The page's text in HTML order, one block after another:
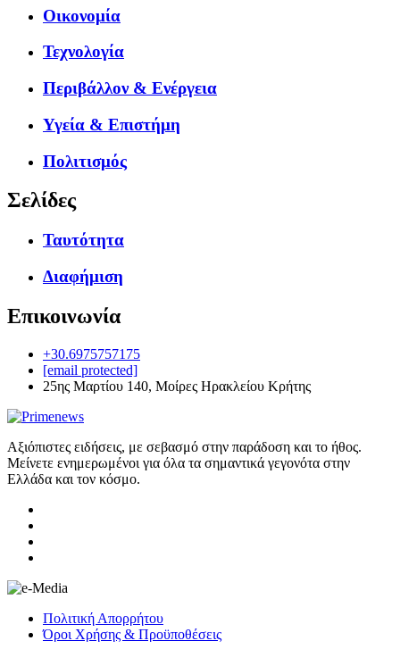
Οικονομία
Τεχνολογία
Περιβάλλον & Ενέργεια
Υγεία & Επιστήμη
Πολιτισμός
Σελίδες
Ταυτότητα
Διαφήμιση
Επικοινωνία
+30.6975757175
[email protected]
25ης Μαρτίου 140, Μοίρες Ηρακλείου Κρήτης
Αξιόπιστες ειδήσεις, με σεβασμό στην παράδοση και το ήθος.
Μείνετε ενημερωμένοι για όλα τα σημαντικά γεγονότα στην
Ελλάδα και τον κόσμο.
Πολιτική Απορρήτου
Όροι Χρήσης & Προϋποθέσεις